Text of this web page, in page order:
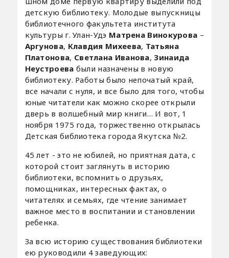
детскую библиотеку. Молодые выпускницы
библиотечного факультета института
культуры г. Улан-Удэ Матрена Винокурова –
Аргунова, Клавдия Михеева, Татьяна
Платонова, Светлана Иванова, Зинаида
Неустроева были назначены в новую
библиотеку. Работы было непочатый край,
все начали с нуля, и все было для того, чтобы
юные читатели как можно скорее открыли
дверь в волшебный мир книги… И вот, 1
ноября 1975 года, торжественно открылась
Детская библиотека города Якутска №2.
45 лет - это не юбилей, но приятная дата, с
которой стоит заглянуть в историю
библиотеки, вспомнить о друзьях,
помощниках, интересных фактах, о
читателях и семьях, где чтение занимает
важное место в воспитании и становлении
ребенка.
За всю историю существования библиотеки
ею руководили 4 заведующих: